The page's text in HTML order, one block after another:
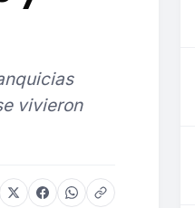
vivieron